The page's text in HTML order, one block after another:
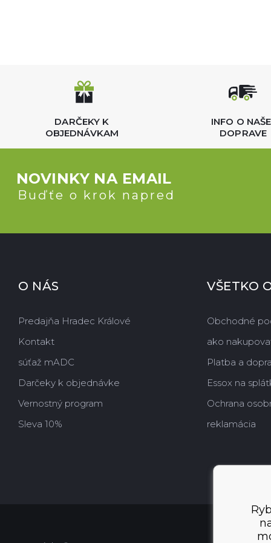
DARČEKY K
OBJEDNÁVKAM
INFO O
DOPRAVE
NOVINKY NA EMAIL
Buďťe o krok napred
O NÁS
Predajňa Hradec Králové
Kontakt
súťaž mADC
Darčeky k objednávke
Vernostný program
Sleva 10%
VŠETKO
Obchodné
ako
Platba a
Essox na
Ochrana
reklamácia